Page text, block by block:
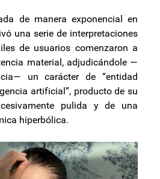
de manera exponencial en
una serie de interpretaciones
de usuarios comenzaron a
material, adjudicándole —
un carácter de “entidad
artificial”, producto de su
pulida y de una
hiperbólica.